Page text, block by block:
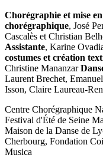
Chorégraphie et mise en
chorégraphique, José
Cascalès et Christian
Assistante, Karine
costumes et création
Christine Mananzar
Laurent Brechet,
Isson, Claire Laureau-
Centre Chorégraphique
Festival d'Été de Seine
Maison de la Danse de
Cherbourg, Fondation
Musica